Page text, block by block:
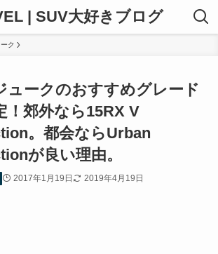
| SUV大好きブログ
ク
ュークのおすすめグレード
！郊外なら15RX V
。都会ならUrban
が良い理由。
2017年1月19日 2019年4月19日